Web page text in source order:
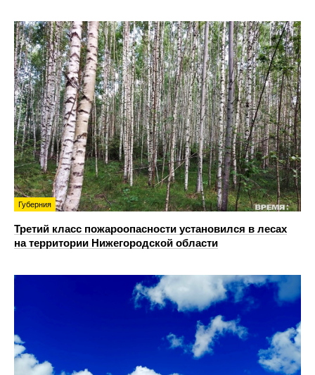
Губерния
Третий класс пожароопасности установился в лесах
на территории Нижегородской области